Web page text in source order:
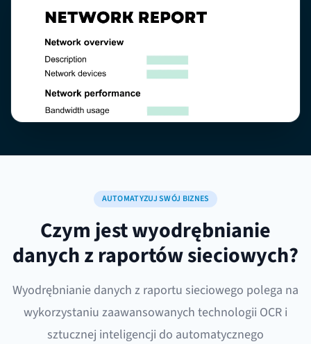
AUTOMATYZUJ SWÓJ BIZNES
Czym jest wyodrębnianie
danych z raportów sieciowych?
Wyodrębnianie danych z raportu sieciowego polega na
wykorzystaniu zaawansowanych technologii OCR i
sztucznej inteligencji do automatycznego